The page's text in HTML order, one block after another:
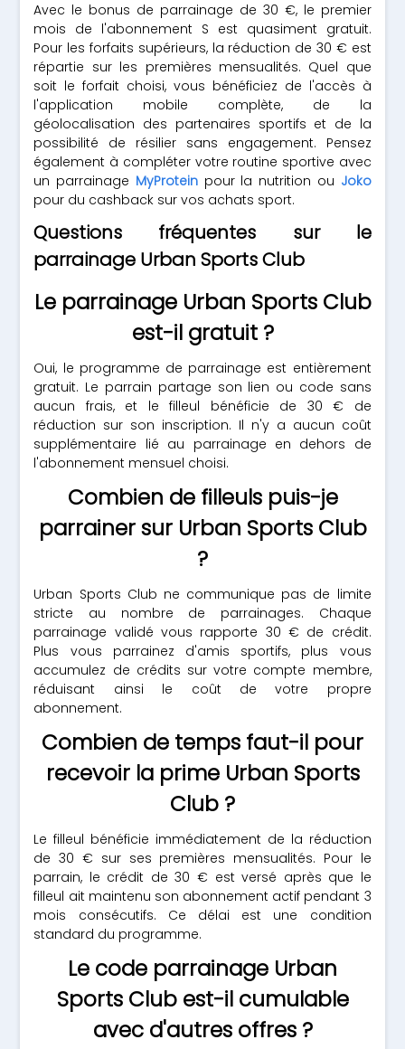
Avec le bonus de parrainage de 30 €, le premier
mois de l'abonnement S est quasiment gratuit.
Pour les forfaits supérieurs, la réduction de 30 € est
répartie sur les premières mensualités. Quel que
soit le forfait choisi, vous bénéficiez de l'accès à
l'application mobile complète, de la
géolocalisation des partenaires sportifs et de la
possibilité de résilier sans engagement. Pensez
également à compléter votre routine sportive avec
un parrainage MyProteinpour la nutrition ou Joko
pour du cashback sur vos achats sport.
Questions fréquentes sur le
parrainage Urban Sports Club
Le parrainage Urban Sports Club
est-il gratuit ?
Oui, le programme de parrainage est entièrement
gratuit. Le parrain partage son lien ou code sans
aucun frais, et le filleul bénéficie de 30 € de
réduction sur son inscription. Il n'y a aucun coût
supplémentaire lié au parrainage en dehors de
l'abonnement mensuel choisi.
Combien de filleuls puis-je
parrainer sur Urban Sports Club
?
Urban Sports Club ne communique pas de limite
stricte au nombre de parrainages. Chaque
parrainage validé vous rapporte 30 € de crédit.
Plus vous parrainez d'amis sportifs, plus vous
accumulez de crédits sur votre compte membre,
réduisant ainsi le coût de votre propre
abonnement.
Combien de temps faut-il pour
recevoir la prime Urban Sports
Club ?
Le filleul bénéficie immédiatement de la réduction
de 30 € sur ses premières mensualités. Pour le
parrain, le crédit de 30 € est versé après que le
filleul ait maintenu son abonnement actif pendant 3
mois consécutifs. Ce délai est une condition
standard du programme.
Le code parrainage Urban
Sports Club est-il cumulable
avec d'autres offres ?